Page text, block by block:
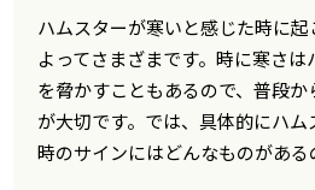
ハムスターが寒いと感じた時に
よってさまざまです。時に寒さ
を脅かすこともあるので、普段
が大切です。では、具体的にハ
時のサインにはどんなものがある